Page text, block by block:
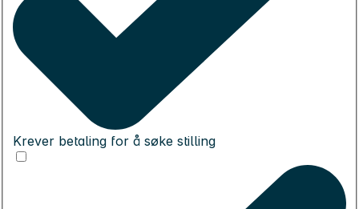
Krever betaling for å søke stilling